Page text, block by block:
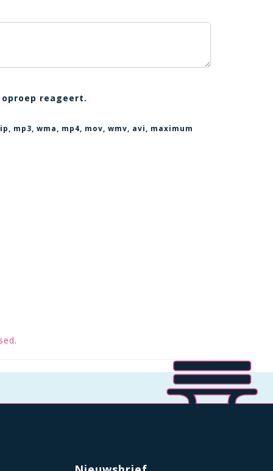
reageert.
mp3, wma, mp4, mov, wmv, avi , maximum